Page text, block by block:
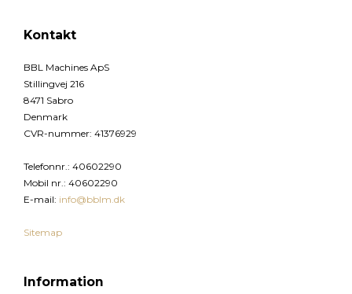
Kontakt
BBL Machines ApS
Stillingvej 216
8471 Sabro
Denmark
CVR-nummer: 41376929
Telefonnr. : 40602290
Mobil nr. : 40602290
E-mail: info@bblm.dk
Sitemap
Information